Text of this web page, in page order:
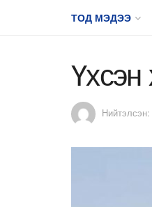
ТОД МЭДЭЭ
Нийтэлсэн: